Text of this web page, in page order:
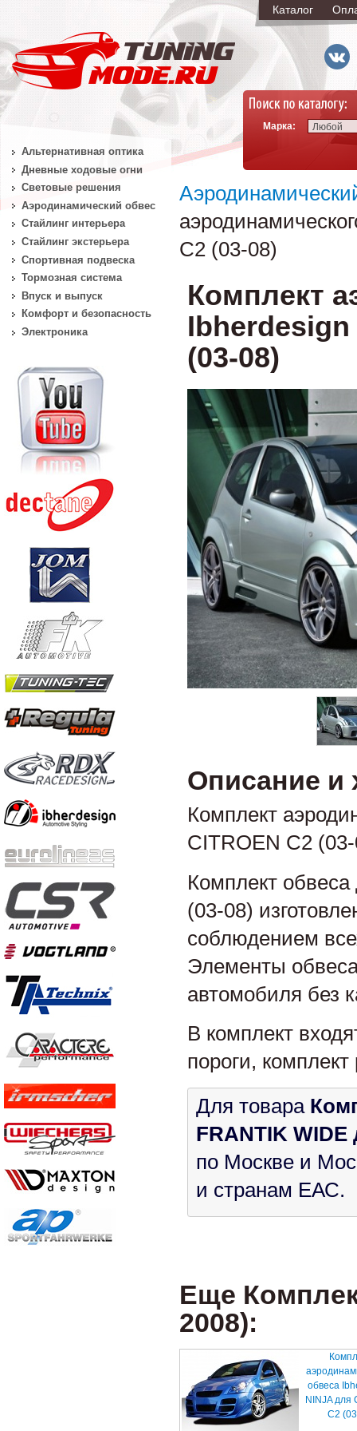
Каталог
Марка: Любой
C2 (03-08)
Комплект
Ibherdesign
(03-08)
Описание и
Комплект
CITROEN C2
Комплект
(03-08)
соблюдением
Элементы
автомобиля без
В комплект
пороги,
Для товара
FRANTIK WIDE
по Москве и
и странам ЕАС.
Еще
2008):
обвеса
NINJA для
C2
Альтернативная оптика
Дневные ходовые огни
Световые решения
Аэродинамический обвес
Стайлинг интерьера
Стайлинг экстерьера
Спортивная подвеска
Тормозная система
Впуск и выпуск
Комфорт и безопасность
Электроника